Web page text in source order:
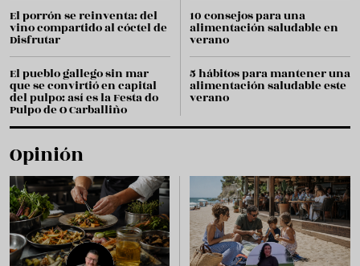
El porrón se reinventa: del
vino compartido al cóctel de
Disfrutar
El pueblo gallego sin mar
que se convirtió en capital
del pulpo: así es la Festa do
Pulpo de O Carballiño
10 consejos para una
alimentación saludable en
verano
5 hábitos para mantener una
alimentación saludable este
verano
Opinión